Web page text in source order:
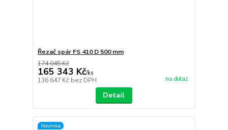
Řezač spár FS 410 D 500 mm
174 045 Kč
165 343 Kč/ks
136 647 Kč bez DPH na dotaz
Detail
Novinka